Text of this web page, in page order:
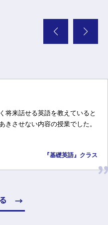
将来話せる英語を教えていると
させない内容の授業でした。
『基礎英語』クラス